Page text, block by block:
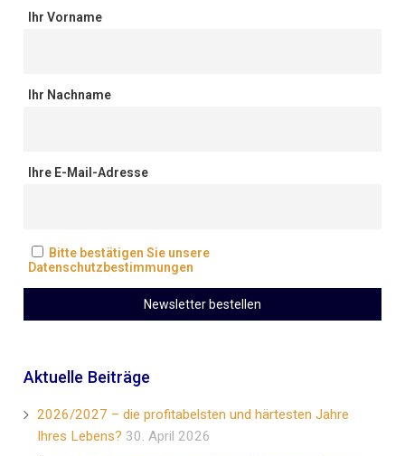
Ihr Vorname
Ihr Nachname
Ihre E-Mail-Adresse
Bitte bestätigen Sie unsere
Datenschutzbestimmungen
Aktuelle Beiträge
2026/2027 – die profitabelsten und härtesten Jahre
Ihres Lebens? 30. April 2026